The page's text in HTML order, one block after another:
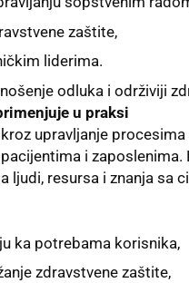
zaštite,
liderima.
odluka i održiviji
u praksi
upravljanje
i zaposlenima.
ljudi, resursa i znanja sa
ka potrebama korisnika,
zdravstvene zaštite,